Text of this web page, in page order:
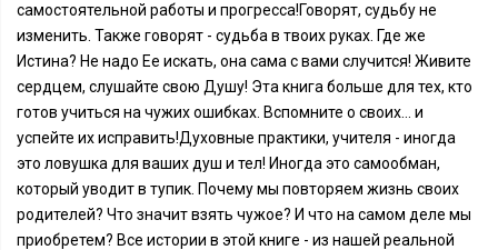
самостоятельной работы и прогресса!Говорят, судьбу не
изменить. Также говорят - судьба в твоих руках. Где же
Истина? Не надо Ее искать, она сама с вами случится! Живите
сердцем, слушайте свою Душу! Эта книга больше для тех, кто
готов учиться на чужих ошибках. Вспомните о своих... и
успейте их исправить!Духовные практики, учителя - иногда
это ловушка для ваших душ и тел! Иногда это самообман,
который уводит в тупик. Почему мы повторяем жизнь своих
родителей? Что значит взять чужое? И что на самом деле мы
приобретем? Все истории в этой книге - из нашей реальной